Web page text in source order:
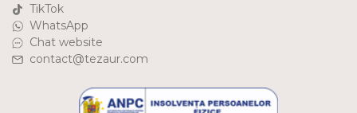
TikTok
WhatsApp
Chat website
contact@tezaur.com